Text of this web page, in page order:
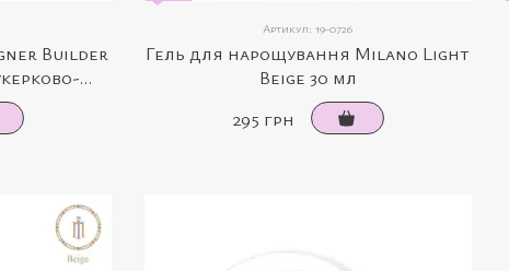
Builder
Артикул: 19-0726
Гель для нарощування Milano Light
Beige 30 мл
295 грн